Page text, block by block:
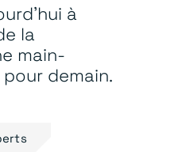
à
la
main-
demain.